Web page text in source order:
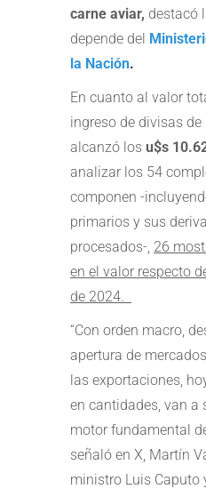
carne aviar, destacó
depende del
la Nación.
En cuanto al valor
ingreso de divisas
alcanzó los u$s
analizar los 54
componen -
primarios y sus
procesados-, 26
en el valor respecto
de 2024.
“Con orden macro,
apertura de
las exportaciones,
en cantidades, van a
motor fundamental
señaló en X, Martín
ministro Luis Caputo